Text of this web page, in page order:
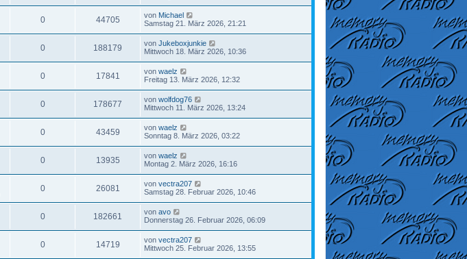
0 44705 von Michael
Samstag 21. März 2026, 21:21
0 188179 von Jukeboxjunkie
Mittwoch 18. März 2026, 10:36
0 17841 von waelz
Freitag 13. März 2026, 12:32
0 178677 von wolfdog76
Mittwoch 11. März 2026, 13:24
0 43459 von waelz
Sonntag 8. März 2026, 03:22
0 13935 von waelz
Montag 2. März 2026, 16:16
0 26081 von vectra207
Samstag 28. Februar 2026, 10:46
0 182661 von avo
Donnerstag 26. Februar 2026, 06:09
0 14719 von vectra207
Mittwoch 25. Februar 2026, 13:55